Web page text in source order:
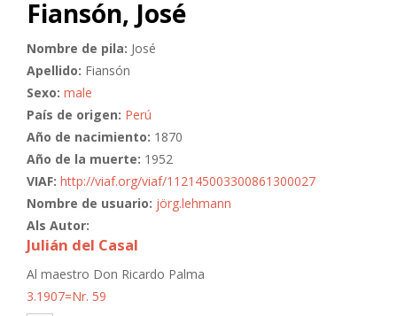
Fiansón, José
Nombre de pila: José
Apellido: Fiansón
Sexo: male
País de origen: Perú
Año de nacimiento: 1870
Año de la muerte: 1952
VIAF: http://viaf.org/viaf/112145003300861300027
Nombre de usuario: jörg.lehmann
Als Autor:
Julián del Casal
Al maestro Don Ricardo Palma
3.1907=Nr. 59